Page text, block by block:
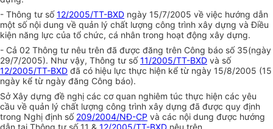
- Thông tư số12/2005/TT-BXD ngày 15/7/2005 về việc hướng dẫn
một số nội dung về quản lý chất lượng công trình xây dựng và Điều
kiện năng lực của tổ chức, cá nhân trong hoạt động xây dựng.
- Cả 02 Thông tư nêu trên đã được đăng trên Công báo số 35(ngày
29/7/2005). Như vậy, Thông tư số11/2005/TT-BXD và số
12/2005/TT-BXD đã có hiệu lực thực hiện kể từ ngày 15/8/2005 (15
ngày kể từ ngày đăng Công báo).
Sở Xây dựng đề nghị các cơ quan nghiêm túc thực hiện các yêu
cầu về quản lý chất lượng công trình xây dựng đã được quy định
trong Nghị định số 209/2004/NĐ-CP và các nội dung được hướng
dẫn tại Thông tư số 11 & 12/2005/TT-BXD nêu trên.